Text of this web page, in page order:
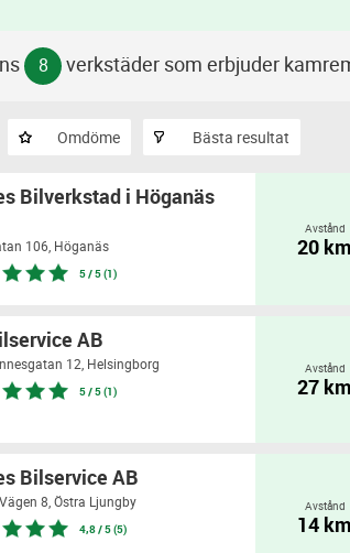
8 verkstäder som erbjuder
Omdöme Bästa resultat
Bilverkstad i Höganäs
106, Höganäs
5 / 5 (1)
Avstånd
20 km
AB
12, Helsingborg
5 / 5 (1)
Avstånd
27 km
Bilservice AB
8, Östra Ljungby
4,8 / 5 (5)
Avstånd
14 km